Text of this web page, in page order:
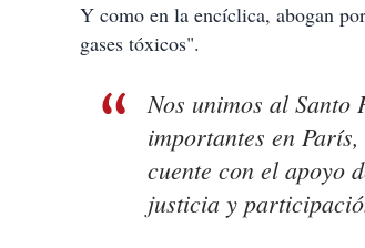
Y como en la encíclica, abogan
gases tóxicos".
Nos unimos al Santo
importantes en
cuente con el apoyo
justicia y